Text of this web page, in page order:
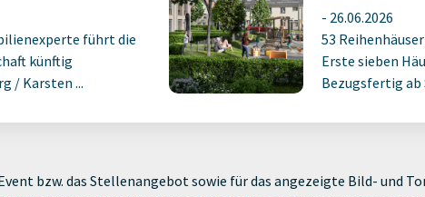
führt die
künftig
/ Karsten ...
- 26.06.2026
53
Erste sieben
Bezugsfertig ab
bzw. das Stellenangebot sowie für das angezeigte Bild- und